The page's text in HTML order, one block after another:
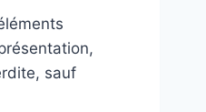
sauf